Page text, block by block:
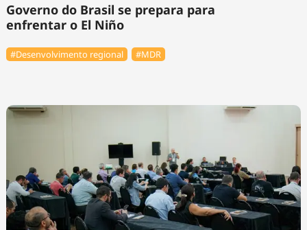
Governo do Brasil se prepara para
enfrentar o El Niño
#Desenvolvimento regional #MDR